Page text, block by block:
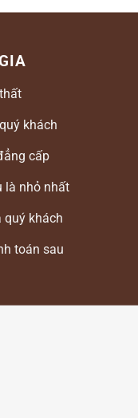
khách
cấp
là nhỏ nhất
quý khách
toán sau